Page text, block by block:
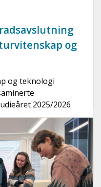
og
og teknologi
2025/2026